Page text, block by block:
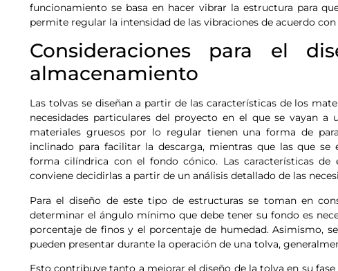
funcionamiento se basa en hacer vibrar la estructura para
permite regular la intensidad de las vibraciones de acuerdo
Consideraciones para el
almacenamiento
Las tolvas se diseñan a partir de las características de los
necesidades particulares del proyecto en el que se vayan a
materiales gruesos por lo regular tienen una forma de
inclinado para facilitar la descarga, mientras que las que se
forma cilíndrica con el fondo cónico. Las características
conviene decidirlas a partir de un análisis detallado de las
Para el diseño de este tipo de estructuras se toman en
determinar el ángulo mínimo que debe tener su fondo es
porcentaje de finos y el porcentaje de humedad. Asimismo,
pueden presentar durante la operación de una tolva,
Esto contribuye tanto a mejorar el diseño de la tolva en su